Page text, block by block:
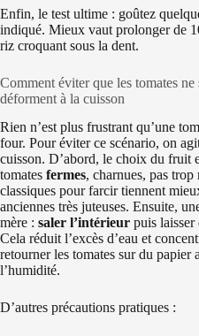
Enfin, le test ultime : goûtez
indiqué. Mieux vaut prolonger de
riz croquant sous la dent.
Comment éviter que les tomates ne
déforment à la cuisson
Rien n’est plus frustrant qu’une
four. Pour éviter ce scénario, on
cuisson. D’abord, le choix du fruit
tomates fermes, charnues, pas
classiques pour farcir tiennent
anciennes très juteuses. Ensuite,
mère : saler l’intérieur puis laisser
Cela réduit l’excès d’eau et
retourner les tomates sur du papier
l’humidité.
D’autres précautions pratiques :